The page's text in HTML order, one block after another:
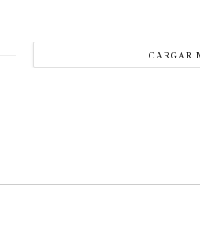
CARGAR